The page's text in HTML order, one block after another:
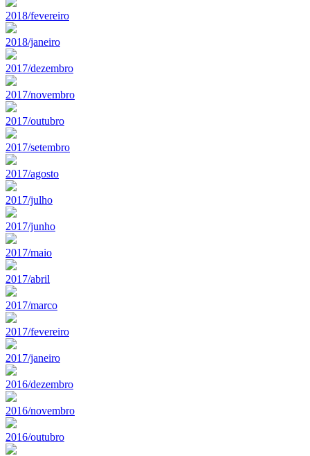
2018/fevereiro
2018/janeiro
2017/dezembro
2017/novembro
2017/outubro
2017/setembro
2017/agosto
2017/julho
2017/junho
2017/maio
2017/abril
2017/marco
2017/fevereiro
2017/janeiro
2016/dezembro
2016/novembro
2016/outubro